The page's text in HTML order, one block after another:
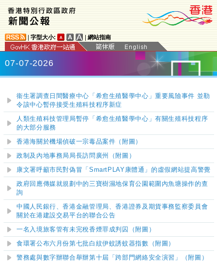
字型大小: 網站指南
07-07-2026
衞生署調查日間醫療中心「希愈生殖醫學中心」重要風險事件 並勒
令該中心暫停接受生殖科技程序新症
人類生殖科技管理局暫停「希愈生殖醫學中心」有關生殖科技程序
的大部分服務
香港海關於機場偵破一宗毒品案件（附圖）
政制及內地事務局局長訪問廣州（附圖）
康文署呼籲市民對偽冒「SmartPLAY康體通」的虛假網站提高警覺
政府回應傳媒就規劃中的三寶樹濕地保育公園範圍內魚塘操作的查
詢
中國人民銀行、香港金融管理局、香港證券及期貨事務監察委員會
關於在港建設交易平台的聯合公告
一名入境旅客管有未完稅香煙罪成判囚（附圖）
食環署公布六月份第七批白紋伊蚊誘蚊器指數（附圖）
警務處與數字辦聯合舉辦第十屆「跨部門網絡安全演習」（附圖）